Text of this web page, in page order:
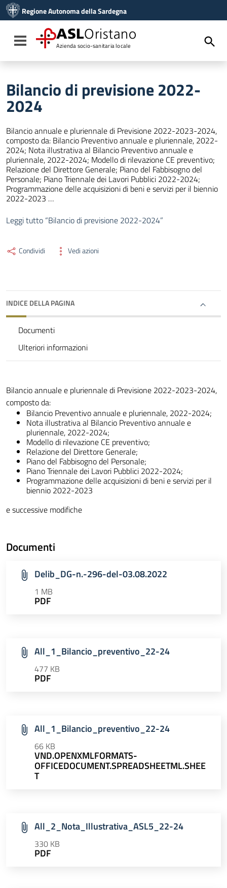
Vai al menu di navigazione
Vai al footer
Regione Autonoma della Sardegna
Toggle navigation
ASLOristano
Azienda socio-sanitaria locale
Bilancio di previsione 2022-
2024
Bilancio annuale e pluriennale di Previsione 2022-2023-2024,
composto da: Bilancio Preventivo annuale e pluriennale, 2022-
2024; Nota illustrativa al Bilancio Preventivo annuale e
pluriennale, 2022-2024; Modello di rilevazione CE preventivo;
Relazione del Direttore Generale; Piano del Fabbisogno del
Personale; Piano Triennale dei Lavori Pubblici 2022-2024;
Programmazione delle acquisizioni di beni e servizi per il biennio
2022-2023 …
Leggi tutto “Bilancio di previsione 2022-2024”
Condividi Vedi azioni
INDICE DELLA PAGINA
Documenti
Ulteriori informazioni
Bilancio annuale e pluriennale di Previsione 2022-2023-2024,
composto da:
Bilancio Preventivo annuale e pluriennale, 2022-2024;
Nota illustrativa al Bilancio Preventivo annuale e
pluriennale, 2022-2024;
Modello di rilevazione CE preventivo;
Relazione del Direttore Generale;
Piano del Fabbisogno del Personale;
Piano Triennale dei Lavori Pubblici 2022-2024;
Programmazione delle acquisizioni di beni e servizi per il
biennio 2022-2023
e successive modifiche
Documenti
Delib_DG-n.-296-del-03.08.2022
1 MB
PDF
All_1_Bilancio_preventivo_22-24
477 KB
PDF
All_1_Bilancio_preventivo_22-24
66 KB
VND.OPENXMLFORMATS-
OFFICEDOCUMENT.SPREADSHEETML.SHEE
T
All_2_Nota_Illustrativa_ASL5_22-24
330 KB
PDF